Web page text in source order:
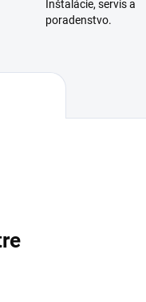
Inštalácie, servis a
poradenstvo.